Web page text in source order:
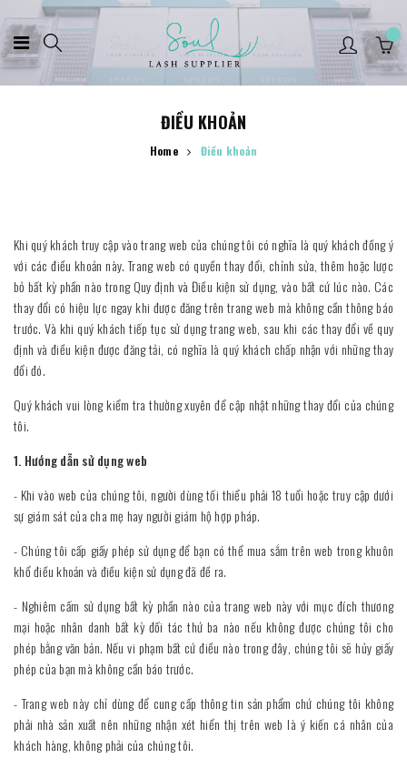
ĐIỀU KHOẢN
Home Điều khoản
Khi quý khách truy cập vào trang web của chúng tôi có nghĩa là quý khách đồng ý
với các điều khoản này. Trang web có quyền thay đổi, chỉnh sửa, thêm hoặc lược
bỏ bất kỳ phần nào trong Quy định và Điều kiện sử dụng, vào bất cứ lúc nào. Các
thay đổi có hiệu lực ngay khi được đăng trên trang web mà không cần thông báo
trước. Và khi quý khách tiếp tục sử dụng trang web, sau khi các thay đổi về quy
định và điều kiện được đăng tải, có nghĩa là quý khách chấp nhận với những thay
đổi đó.
Quý khách vui lòng kiểm tra thường xuyên để cập nhật những thay đổi của chúng
tôi.
1. Hướng dẫn sử dụng web
- Khi vào web của chúng tôi, người dùng tối thiểu phải 18 tuổi hoặc truy cập dưới
sự giám sát của cha mẹ hay người giám hộ hợp pháp.
- Chúng tôi cấp giấy phép sử dụng để bạn có thể mua sắm trên web trong khuôn
khổ điều khoản và điều kiện sử dụng đã đề ra.
- Nghiêm cấm sử dụng bất kỳ phần nào của trang web này với mục đích thương
mại hoặc nhân danh bất kỳ đối tác thứ ba nào nếu không được chúng tôi cho
phép bằng văn bản. Nếu vi phạm bất cứ điều nào trong đây, chúng tôi sẽ hủy giấy
phép của bạn mà không cần báo trước.
- Trang web này chỉ dùng để cung cấp thông tin sản phẩm chứ chúng tôi không
phải nhà sản xuất nên những nhận xét hiển thị trên web là ý kiến cá nhân của
khách hàng, không phải của chúng tôi.